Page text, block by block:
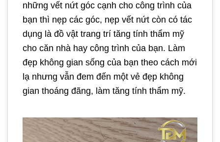
những vết nứt góc cạnh cho công trình của
bạn thì nẹp các góc, nẹp vết nứt còn có tác
dụng là đồ vật trang trí tăng tính thẩm mỹ
cho căn nhà hay công trình của bạn. Làm
đẹp không gian sống của bạn theo cách mới
lạ nhưng vẫn đem đến một vẻ đẹp không
gian thoáng đãng, làm tăng tính thẩm mỹ.